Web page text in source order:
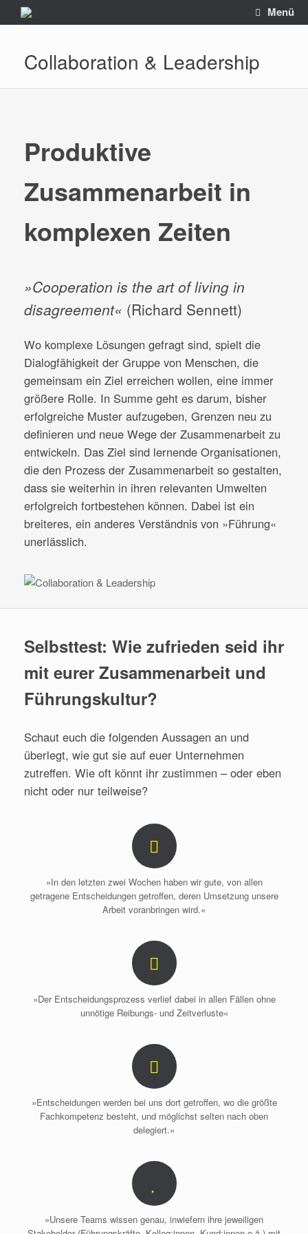
Inhalt
Menü
Collaboration & Leadership
Produktive
Zusammenarbeit in
komplexen Zeiten
»Cooperation is the art of living in
disagreement« (Richard Sennett)
Wo komplexe Lösungen gefragt sind, spielt die
Dialogfähigkeit der Gruppe von Menschen, die
gemeinsam ein Ziel erreichen wollen, eine immer
größere Rolle. In Summe geht es darum, bisher
erfolgreiche Muster aufzugeben, Grenzen neu zu
definieren und neue Wege der Zusammenarbeit zu
entwickeln. Das Ziel sind lernende Organisationen,
die den Prozess der Zusammenarbeit so gestalten,
dass sie weiterhin in ihren relevanten Umwelten
erfolgreich fortbestehen können. Dabei ist ein
breiteres, ein anderes Verständnis von »Führung«
unerlässlich.
Selbsttest: Wie zufrieden seid ihr
mit eurer Zusammenarbeit und
Führungskultur?
Schaut euch die folgenden Aussagen an und
überlegt, wie gut sie auf euer Unternehmen
zutreffen. Wie oft könnt ihr zustimmen – oder eben
nicht oder nur teilweise?
»In den letzten zwei Wochen haben wir gute, von allen
getragene Entscheidungen getroffen, deren Umsetzung unsere
Arbeit voranbringen wird.«
»Der Entscheidungsprozess verlief dabei in allen Fällen ohne
unnötige Reibungs- und Zeitverluste«
»Entscheidungen werden bei uns dort getroffen, wo die größte
Fachkompetenz besteht, und möglichst selten nach oben
delegiert.«
»Unsere Teams wissen genau, inwiefern ihre jeweiligen